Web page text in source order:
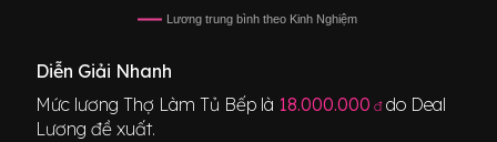
Lương trung bình theo Kinh Nghiệm
Diễn Giải Nhanh
Mức lươngThợ Làm Tủ Bếp là 18.000.000 đdo Deal
Lương đề xuất.